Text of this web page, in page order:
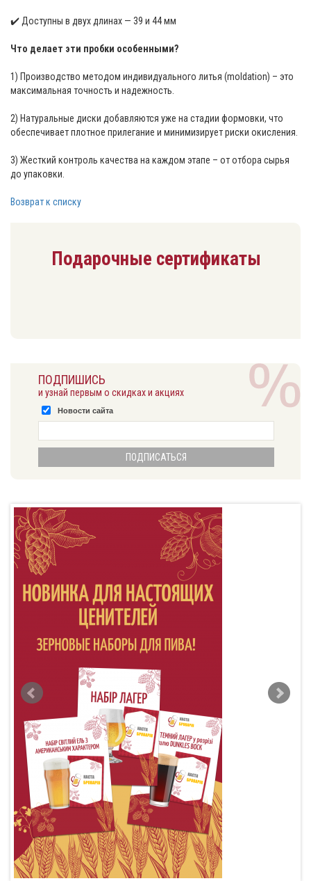
✔️ Доступны в двух длинах — 39 и 44 мм
Что делает эти пробки особенными?
1) Производство методом индивидуального литья (moldation) – это
максимальная точность и надежность.
2) Натуральные диски добавляются уже на стадии формовки, что
обеспечивает плотное прилегание и минимизирует риски окисления.
3) Жесткий контроль качества на каждом этапе – от отбора сырья
до упаковки.
Возврат к списку
Подарочные сертификаты
ПОДПИШИСЬ
и узнай первым о скидках и акциях
Новости сайта